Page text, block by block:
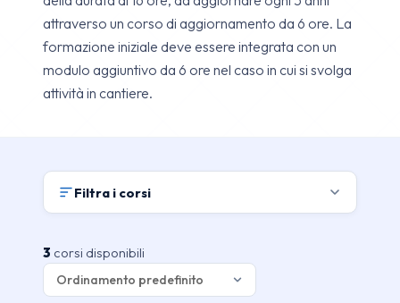
attraverso un corso di aggiornamento da 6 ore. La
formazione iniziale deve essere integrata con un
modulo aggiuntivo da 6 ore nel caso in cui si svolga
attività in cantiere.
Filtra i corsi
3 corsi disponibili